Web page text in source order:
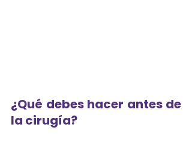
¿Qué debes hacer antes de
la cirugía?